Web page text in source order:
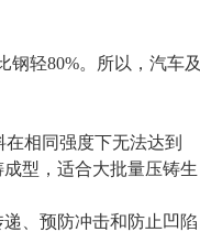
钢轻80%。所以，汽车及
相同强度下无法达到
型，适合大批量压铸生
、预防冲击和防止凹陷